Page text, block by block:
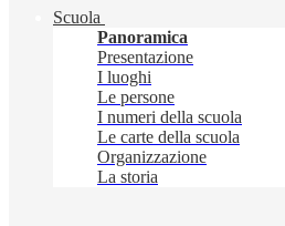
Scuola
Panoramica
Presentazione
I luoghi
Le persone
I numeri della scuola
Le carte della scuola
Organizzazione
La storia